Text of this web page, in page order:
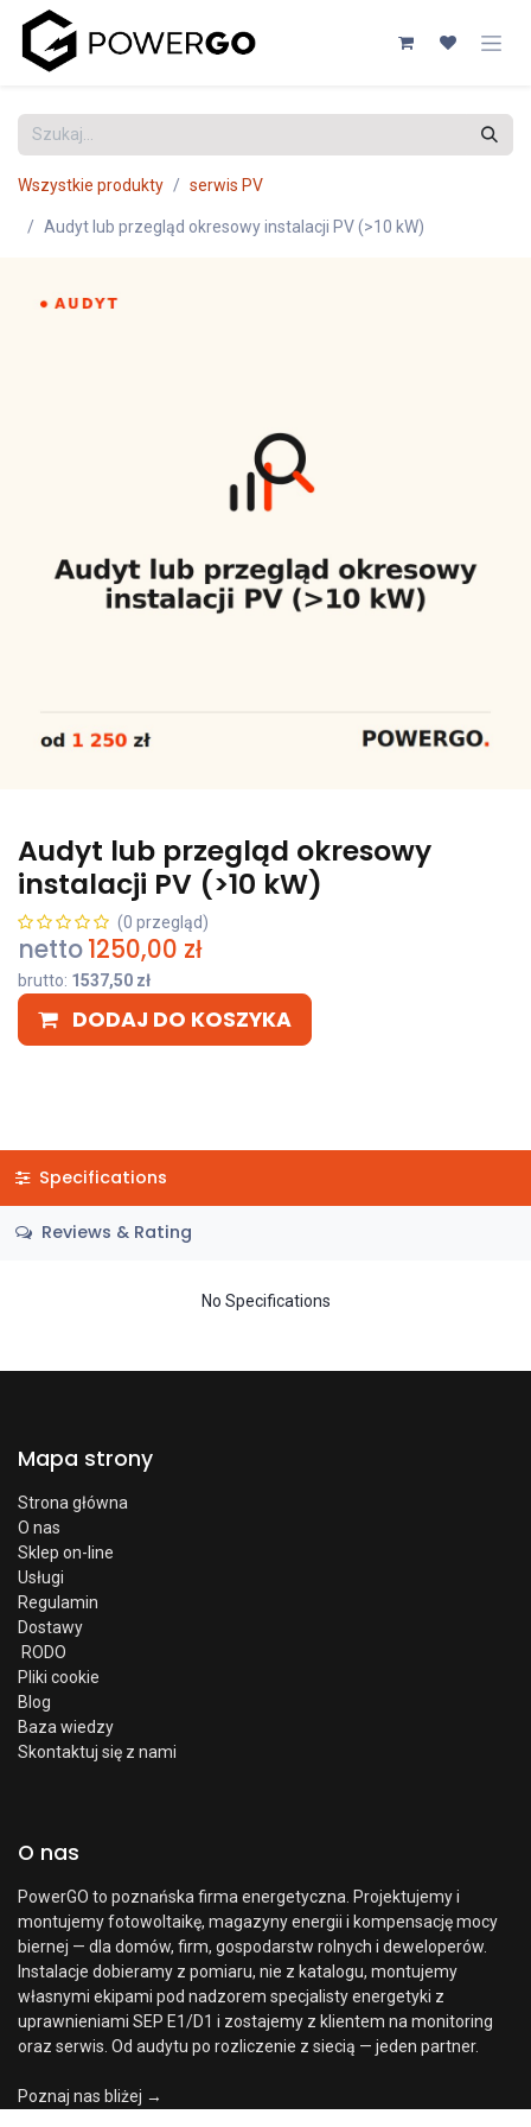
Przejdź do zawartości
Wszystkie produkty serwis PV
Audyt lub przegląd okresowy instalacji PV (>10 kW)
Audyt lub przegląd okresowy
instalacji PV (>10 kW)
(0 przegląd)
netto1250,00 zł
brutto: 1537,50 zł
DODAJ DO KOSZYKA
Specifications
Reviews & Rating
No Specifications
Mapa strony
Strona główna
O nas
Sklep on-line
Usługi
Regulamin
Dostawy
RODO
Pliki cookie
Blog
Baza wiedzy
Skontaktuj się z nami
O nas
PowerGO to poznańska firma energetyczna. Projektujemy i
montujemy fotowoltaikę, magazyny energii i kompensację mocy
biernej — dla domów, firm, gospodarstw rolnych i deweloperów.
Instalacje dobieramy z pomiaru, nie z katalogu, montujemy
własnymi ekipami pod nadzorem specjalisty energetyki z
uprawnieniami SEP E1/D1 i zostajemy z klientem na monitoring
oraz serwis. Od audytu po rozliczenie z siecią — jeden partner.
Poznaj nas bliżej →